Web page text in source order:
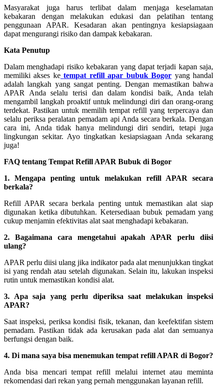
Masyarakat juga harus terlibat dalam menjaga keselamatan
kebakaran dengan melakukan edukasi dan pelatihan tentang
penggunaan APAR. Kesadaran akan pentingnya kesiapsiagaan
dapat mengurangi risiko dan dampak kebakaran.
Kata Penutup
Dalam menghadapi risiko kebakaran yang dapat terjadi kapan saja,
memiliki akses ke tempat refill apar bubuk Bogor yang handal
adalah langkah yang sangat penting. Dengan memastikan bahwa
APAR Anda selalu terisi dan dalam kondisi baik, Anda telah
mengambil langkah proaktif untuk melindungi diri dan orang-orang
terdekat. Pastikan untuk memilih tempat refill yang terpercaya dan
selalu periksa peralatan pemadam api Anda secara berkala. Dengan
cara ini, Anda tidak hanya melindungi diri sendiri, tetapi juga
lingkungan sekitar. Ayo tingkatkan kesiapsiagaan Anda sekarang
juga!
FAQ tentang Tempat Refill APAR Bubuk di Bogor
1. Mengapa penting untuk melakukan refill APAR secara
berkala?
Refill APAR secara berkala penting untuk memastikan alat siap
digunakan ketika dibutuhkan. Ketersediaan bubuk pemadam yang
cukup menjamin efektivitas alat saat menghadapi kebakaran.
2. Bagaimana cara mengetahui apakah APAR perlu diisi
ulang?
APAR perlu diisi ulang jika indikator pada alat menunjukkan tingkat
isi yang rendah atau setelah digunakan. Selain itu, lakukan inspeksi
rutin untuk memastikan kondisi alat.
3. Apa saja yang perlu diperiksa saat melakukan inspeksi
APAR?
Saat inspeksi, periksa kondisi fisik, tekanan, dan keefektifan sistem
pemadam. Pastikan tidak ada kerusakan pada alat dan semuanya
berfungsi dengan baik.
4. Di mana saya bisa menemukan tempat refill APAR di Bogor?
Anda bisa mencari tempat refill melalui internet atau meminta
rekomendasi dari rekan yang pernah menggunakan layanan refill.